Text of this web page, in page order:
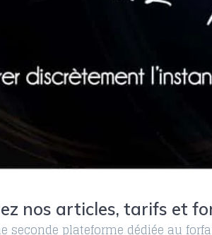
nos articles, tarifs et
seconde plateforme dédiée au